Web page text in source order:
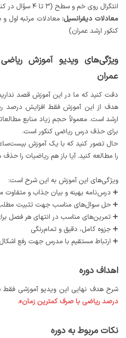
انتگرال روی خم و سطح (۳ تا ۴ سؤال در کنکور ارشد عمران)
معادلات دیفرانسیل:
کنکور ارشد عمران)
ویژگی‌های ویدیو آموزش
عمران
دقت کنید که ما در این آموزش قصد
هدف از این آموزش فقط افزایش درصد
ارشد است. معمولاً حجم زیاد منابع
برای حذف درس ریاضی کنکور است.
را مطالعه کنید. آیا باز هم ریاضیات را
ویژگی‌های این آموزش به این شرح است:
➕ درس‌نامه بهینه و بیان جذاب و متفاوت
➕ حل سوال‌های مناسب جهت تثبیت
➕ تمرین‌های مناسب در انتهای هر فصل
➕ جزوه کامل، دقیق و تمام‌رنگی
➕ ارتباط مستقیم با مدرس جهت رفع اشکال
اهداف دوره
شرح هدف نهایی این ویدیو آموزشی فقط به ۷ کلمه احتیاج
درصد ریاضی با صرف کمترین زمان».
نکات مربوط به دوره